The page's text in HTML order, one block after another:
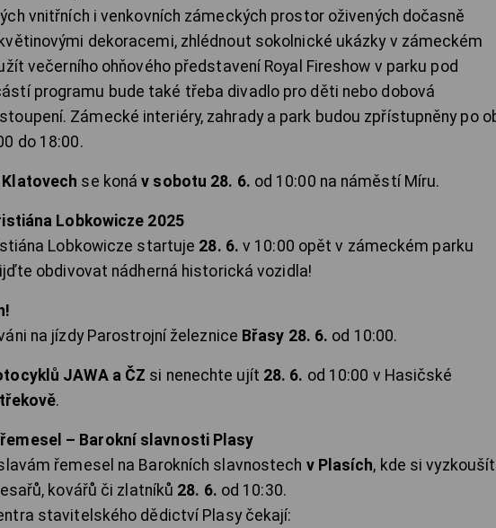
vnitřních i venkovních zámeckých prostor oživených dočasně
dekoracemi, zhlédnout sokolnické ukázky v zámeckém
večerního ohňového představení Royal Fireshow v parku pod
programu bude také třeba divadlo pro děti nebo dobová
Zámecké interiéry, zahrady a park budou zpřístupněny po
do 18:00.
Klatovech se konáv sobotu 28. 6. od 10:00 na náměstí Míru.
Lobkowicze 2025
Lobkowicze startuje 28. 6. v 10:00 opět v zámeckém parku
obdivovat nádherná historická vozidla!
na jízdy Parostrojní železnice Břasy 28. 6. od 10:00.
JAWA a ČZ si nenechte ujít 28. 6. od 10:00 v Hasičské
.
– Barokní slavnosti Plasy
řemesel na Barokních slavnostech v Plasích, kde si
kovářů či zlatníků 28. 6. od 10:30.
stavitelského dědictví Plasy čekají: